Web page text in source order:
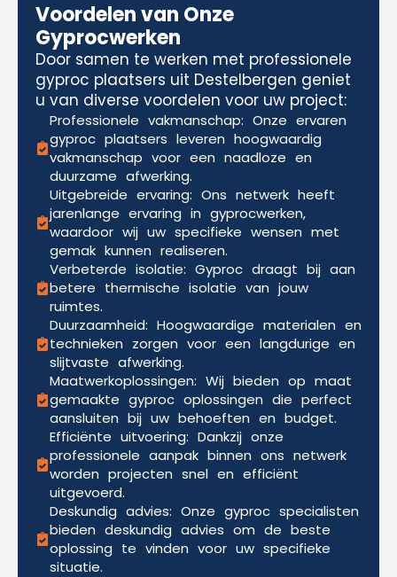
Voordelen van Onze
Gyprocwerken
Door samen te werken met professionele
gyproc plaatsers uit Destelbergen geniet
u van diverse voordelen voor uw project:
Professionele vakmanschap: Onze ervaren
gyproc plaatsers leveren hoogwaardig
vakmanschap voor een naadloze en
duurzame afwerking.
Uitgebreide ervaring: Ons netwerk heeft
jarenlange ervaring in gyprocwerken,
waardoor wij uw specifieke wensen met
gemak kunnen realiseren.
Verbeterde isolatie: Gyproc draagt bij aan
betere thermische isolatie van jouw
ruimtes.
Duurzaamheid: Hoogwaardige materialen en
technieken zorgen voor een langdurige en
slijtvaste afwerking.
Maatwerkoplossingen: Wij bieden op maat
gemaakte gyproc oplossingen die perfect
aansluiten bij uw behoeften en budget.
Efficiënte uitvoering: Dankzij onze
professionele aanpak binnen ons netwerk
worden projecten snel en efficiënt
uitgevoerd.
Deskundig advies: Onze gyproc specialisten
bieden deskundig advies om de beste
oplossing te vinden voor uw specifieke
situatie.